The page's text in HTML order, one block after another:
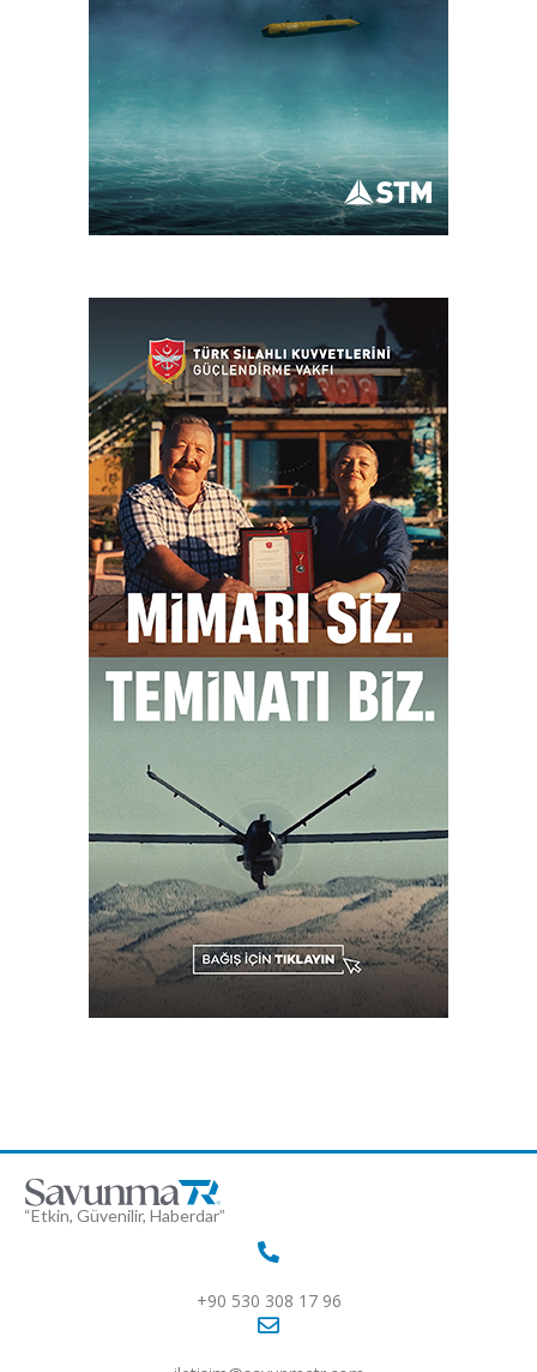
“Etkin, Güvenilir, Haberdar”
+90 530 308 17 96